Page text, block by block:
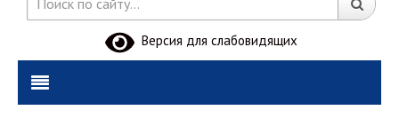
Версия для слабовидящих